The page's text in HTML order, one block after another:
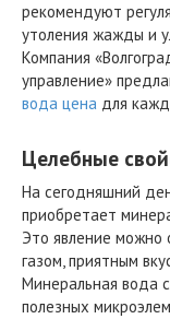
рекомендуют
утоления жажды и
Компания
управление»
вода цена для
Целебные
На сегодняшний
приобретает
Это явление можно
газом, приятным
Минеральная вода
полезных